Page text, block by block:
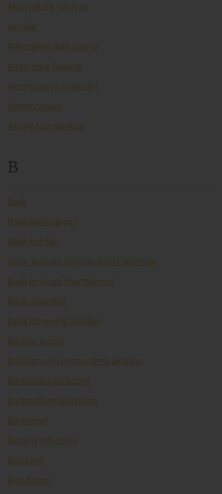
Aksiyadorlik jamiyati
Aktivlar
Alternative data source
Alternative finance
Amortizasiya (eskirish)
Amortizatsiya
Asosiy foiz stavkasi
B
Bank
Bank hisobvarag’i
Bank kafolati
Bank nazorati bo'yicha Bazel qo'mitasi
Bank omonati shartnomasi
Bank resurslari
Bank tizimining likvidligi
Banklar guruhi
Banklararo korrespondent aloqalar
Banklararo pul bozori
Banknotlarni tekshirish
Bankomat
Bazaviy inflyasiya
Bazis risk
Birja bozori